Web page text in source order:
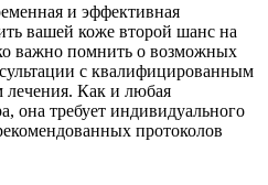
и эффективная
вашей коже второй шанс на
важно помнить о возможных
с квалифицированным
лечения. Как и любая
она требует индивидуального
протоколов